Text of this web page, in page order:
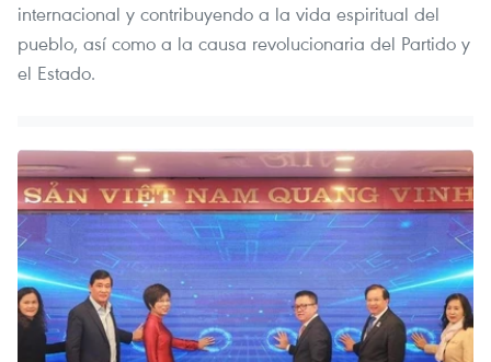
internacional y contribuyendo a la vida espiritual del
pueblo, así como a la causa revolucionaria del Partido y
el Estado.